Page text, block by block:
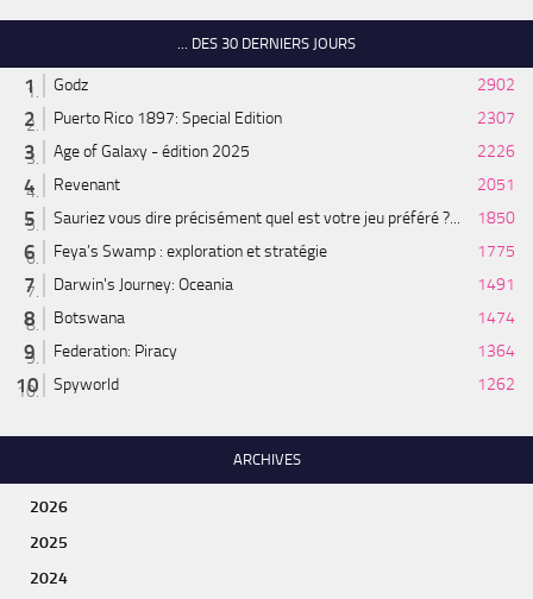
... DES 30 DERNIERS JOURS
Godz
2902
Puerto Rico 1897: Special Edition
2307
Age of Galaxy - édition 2025
2226
Revenant
2051
Sauriez vous dire précisément quel est votre jeu préféré ?...
1850
Feya’s Swamp : exploration et stratégie
1775
Darwin's Journey: Oceania
1491
Botswana
1474
Federation: Piracy
1364
Spyworld
1262
ARCHIVES
2026
2025
2024